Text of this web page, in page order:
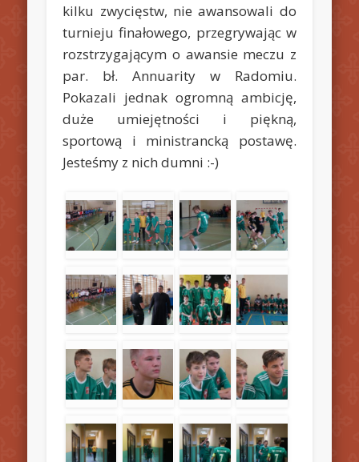
kilku zwycięstw, nie awansowali do
turnieju finałowego, przegrywając w
rozstrzygającym o awansie meczu z
par. bł. Annuarity w Radomiu.
Pokazali jednak ogromną ambicję,
duże umiejętności i piękną,
sportową i ministrancką postawę.
Jesteśmy z nich dumni :-)